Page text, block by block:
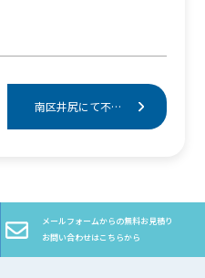
南区井尻にて不用品片付け
メールフォームからの無料お見積り
お問い合わせはこちらから